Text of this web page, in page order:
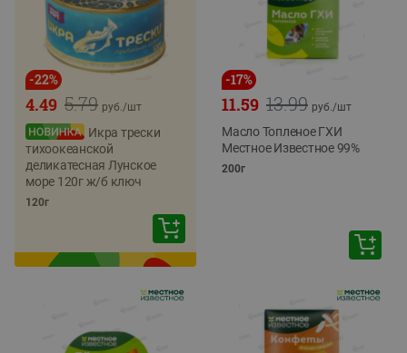
-22%
5.79
4.49 руб./шт
Икра трески
тихоокеанской
деликатесная Лунское
море 120г ж/б ключ
120г
-17%
13.99
11.59 руб./шт
Масло Топленое ГХИ
Местное Известное 99%
200г